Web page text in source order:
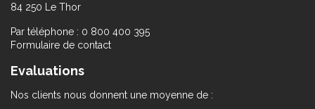
84 250 Le Thor
Par téléphone : 0 800 400 395
Formulaire de contact
Evaluations
Nos clients nous donnent une moyenne de :